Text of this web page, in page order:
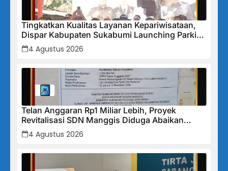
Tingkatkan Kualitas Layanan Kepariwisataan,
Dispar Kabupaten Sukabumi Launching Parkir
Wisata Someah
4 Agustus 2026
Telan Anggaran Rp1 Miliar Lebih, Proyek
Revitalisasi SDN Manggis Diduga Abaikan
SMKK dan Lemah Pengawasan, Nyawa Pekerja
Jadi Taruhan
4 Agustus 2026